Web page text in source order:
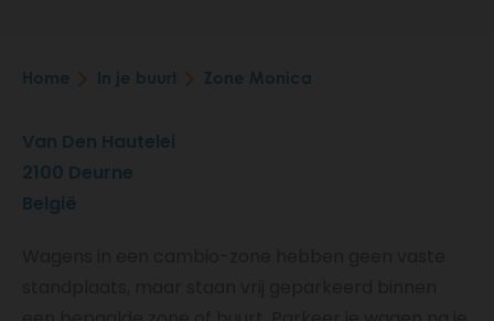
Home In je buurt Zone Monica
Van Den Hautelei
2100 Deurne
België